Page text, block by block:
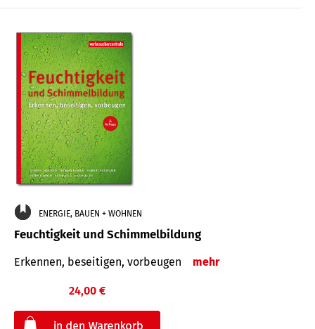
ENERGIE, BAUEN + WOHNEN
Feuchtigkeit und Schimmelbildung
Erkennen, beseitigen, vorbeugen mehr
24,00 €